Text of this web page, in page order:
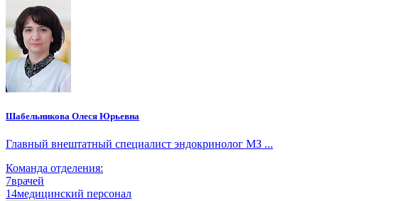
Шабельникова Олеся Юрьевна
Главный внештатный специалист эндокринолог МЗ ...
Команда отделения:
7врачей
14медицинский персонал